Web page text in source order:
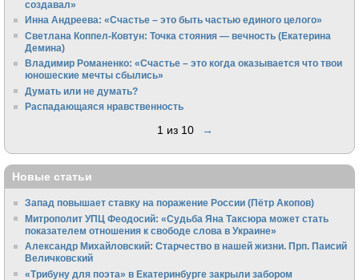
создавал»
Инна Андреева: «Счастье – это быть частью единого целого»
Светлана Коппел-Ковтун: Точка стояния — вечность (Екатерина
Демина)
Владимир Романенко: «Счастье – это когда оказывается что твои
юношеские мечты сбылись»
Думать или не думать?
Распадающаяся нравственность
1 из 10 →
Новые статьи
Запад повышает ставку на поражение России (Пётр Акопов)
Митрополит УПЦ Феодосий: «Судьба Яна Таксюра может стать
показателем отношения к свободе слова в Украине»
Алек­сандр Михайловский: Старчество в нашей жизни. Прп. Паисий
Величковский
«Трибуну для поэта» в Екатеринбурге закрыли забором